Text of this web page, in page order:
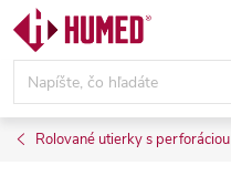
Prejsť
obsah
Rolované utierky s perforáciou